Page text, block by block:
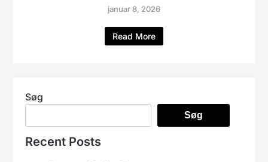
januar 8, 2026
Read More
Søg
Søg
Recent Posts